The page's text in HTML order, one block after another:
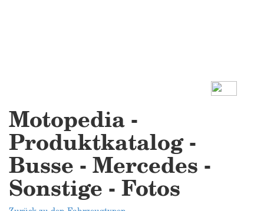
Motopedia -
Produktkatalog -
Busse - Mercedes -
Sonstige - Fotos